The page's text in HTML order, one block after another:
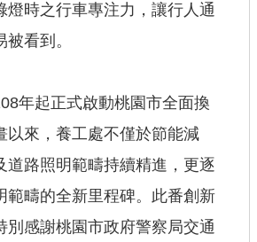
燈時之行車專注力，讓行人通
看到。
年起正式啟動桃園市全面換
以來，養工處不僅於節能減
道路照明範疇持續精進，更逐
範疇的全新里程碑。此番創新
別感謝桃園市政府警察局交通